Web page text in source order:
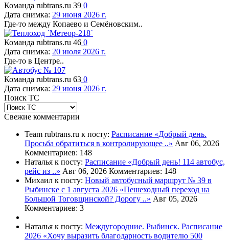
Команда rubtrans.ru 39 0
Дата снимка: 29 июня 2026 г.
Где-то между Копаево и Семёновским..
Команда rubtrans.ru 46 0
Дата снимка: 20 июля 2026 г.
Где-то в Центре..
Команда rubtrans.ru 63 0
Дата снимка: 29 июня 2026 г.
Поиск ТС
Свежие комментарии
Team rubtrans.ru к посту: Расписание «Добрый день.
Просьба обратиться в контролирующее ..» Авг 06, 2026
Комментариев: 148
Наталья к посту: Расписание «Добрый день! 114 автобус,
рейс из ..» Авг 06, 2026 Комментариев: 148
Михаил к посту: Новый автобусный маршрут № 39 в
Рыбинске с 1 августа 2026 «Пешеходный переход на
Большой Тоговщинской? Дорогу ..» Авг 05, 2026
Комментариев: 3
Наталья к посту: Междугородние. Рыбинск. Расписание
2026 «Хочу выразить благодарность водителю 500